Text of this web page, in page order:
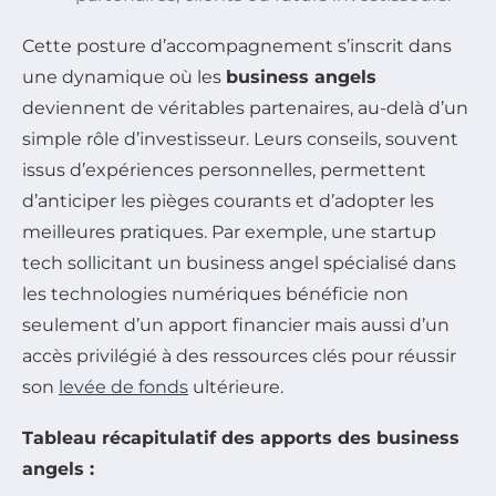
Cette posture d’accompagnement s’inscrit dans
une dynamique où les business angels
deviennent de véritables partenaires, au-delà d’un
simple rôle d’investisseur. Leurs conseils, souvent
issus d’expériences personnelles, permettent
d’anticiper les pièges courants et d’adopter les
meilleures pratiques. Par exemple, une startup
tech sollicitant un business angel spécialisé dans
les technologies numériques bénéficie non
seulement d’un apport financier mais aussi d’un
accès privilégié à des ressources clés pour réussir
son levée de fonds ultérieure.
Tableau récapitulatif des apports des business
angels :